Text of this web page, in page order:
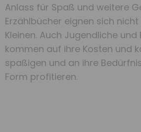
Anlass für Spaß und weitere
Erzählbücher eignen sich
Kleinen. Auch Jugendliche und
kommen auf ihre Kosten und
spaßigen und an ihre
Form profitieren.